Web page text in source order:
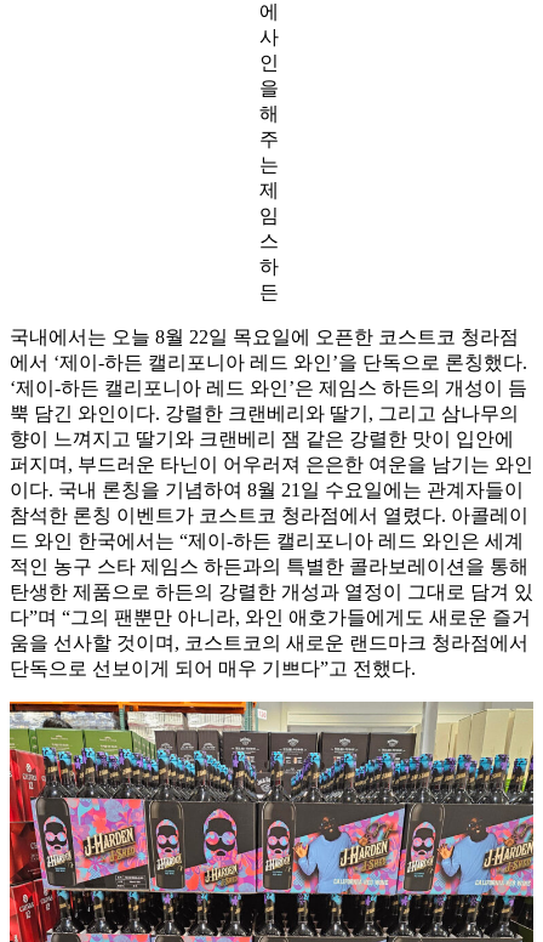
에
사
인
을
해
주
는
제
임
스
하
든
국내에서는 오늘 8월 22일 목요일에 오픈한 코스트코 청라점
에서 ‘제이-하든 캘리포니아 레드 와인’을 단독으로 론칭했다.
‘제이-하든 캘리포니아 레드 와인’은 제임스 하든의 개성이 듬
뿍 담긴 와인이다. 강렬한 크랜베리와 딸기, 그리고 삼나무의
향이 느껴지고 딸기와 크랜베리 잼 같은 강렬한 맛이 입안에
퍼지며, 부드러운 타닌이 어우러져 은은한 여운을 남기는 와인
이다. 국내 론칭을 기념하여 8월 21일 수요일에는 관계자들이
참석한 론칭 이벤트가 코스트코 청라점에서 열렸다. 아콜레이
드 와인 한국에서는 “제이-하든 캘리포니아 레드 와인은 세계
적인 농구 스타 제임스 하든과의 특별한 콜라보레이션을 통해
탄생한 제품으로 하든의 강렬한 개성과 열정이 그대로 담겨 있
다”며 “그의 팬뿐만 아니라, 와인 애호가들에게도 새로운 즐거
움을 선사할 것이며, 코스트코의 새로운 랜드마크 청라점에서
단독으로 선보이게 되어 매우 기쁘다”고 전했다.